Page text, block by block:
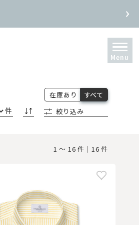
件
在庫あり
すべて
絞り込み
1 ～ 16 件｜16 件